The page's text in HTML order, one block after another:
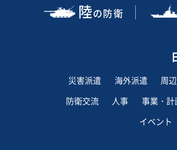
陸の防衛
災害派遣 海外派遣 周
防衛交流
人事 事業・計
イベント